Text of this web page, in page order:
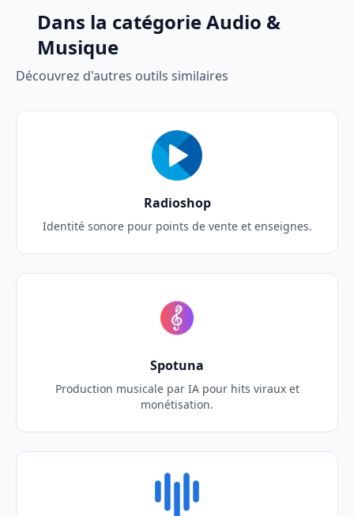
Dans la catégorie Audio &
Musique
Découvrez d'autres outils similaires
Radioshop
Identité sonore pour points de vente et enseignes.
Spotuna
Production musicale par IA pour hits viraux et
monétisation.